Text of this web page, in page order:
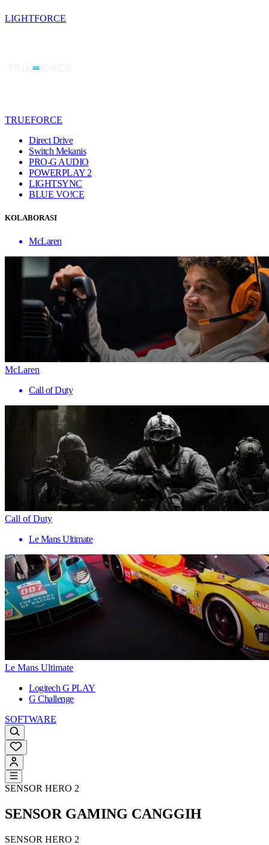
LIGHTFORCE
TRUEFORCE
Direct Drive
Switch Mekanis
PRO-G AUDIO
POWERPLAY 2
LIGHTSYNC
BLUE VO!CE
KOLABORASI
McLaren
McLaren
Call of Duty
Call of Duty
Le Mans Ultimate
Le Mans Ultimate
Logitech G PLAY
G Challenge
SOFTWARE
SENSOR HERO 2
SENSOR GAMING CANGGIH
SENSOR HERO 2